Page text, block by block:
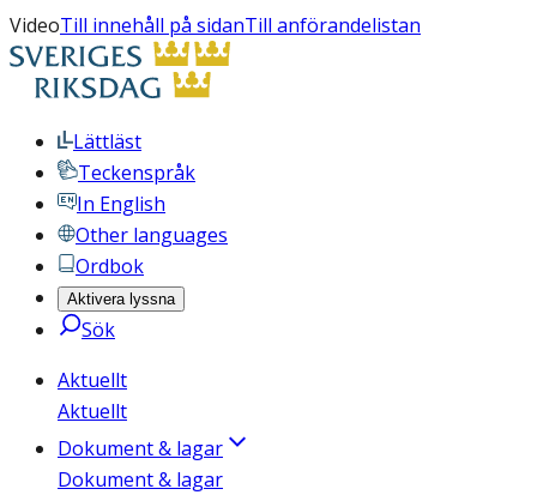
VideoTill innehåll på sidanTill anförandelistan
Lättläst
Teckenspråk
In English
Other languages
Ordbok
Aktivera lyssna
Sök
Aktuellt
Aktuellt
Dokument & lagar
Dokument & lagar